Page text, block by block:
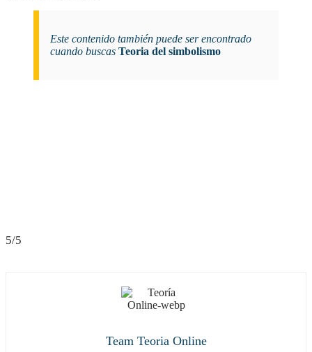
Este contenido también puede ser encontrado
cuando buscas Teoria del simbolismo
5/5
Team Teoria Online